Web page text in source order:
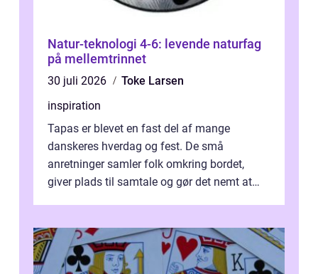
Natur-teknologi 4-6: levende naturfag
på mellemtrinnet
30 juli 2026
Toke Larsen
inspiration
Tapas er blevet en fast del af mange
danskeres hverdag og fest. De små
anretninger samler folk omkring bordet,
giver plads til samtale og gør det nemt at